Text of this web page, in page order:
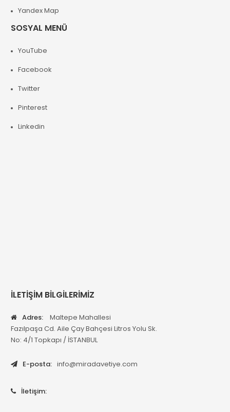
Yandex Map
SOSYAL MENÜ
YouTube
Facebook
Twitter
Pinterest
Linkedin
İLETİŞİM BİLGİLERİMİZ
Adres:
Maltepe Mahallesi
Fazılpaşa Cd. Aile Çay Bahçesi Litros Yolu Sk.
No: 4/1 Topkapı / İSTANBUL
E-posta: info@miradavetiye.com
İletişim: